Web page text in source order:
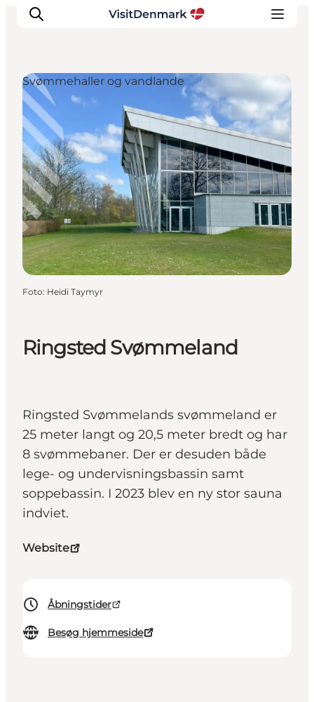
Inspiration
Destinationer
Oplevelser
Overnatning
Planlæg ferien
Ringsted Svømmeland
Ringsted Svømmelands svømmeland er
25 meter langt og 20,5 meter bredt og har
8 svømmebaner. Der er desuden både
lege- og undervisningsbassin samt
soppebassin. I 2023 blev en ny stor sauna
indviet.
Website
Åbningstider
Besøg hjemmeside
Svømmehaller og vandlande
Foto: Heidi Taymyr